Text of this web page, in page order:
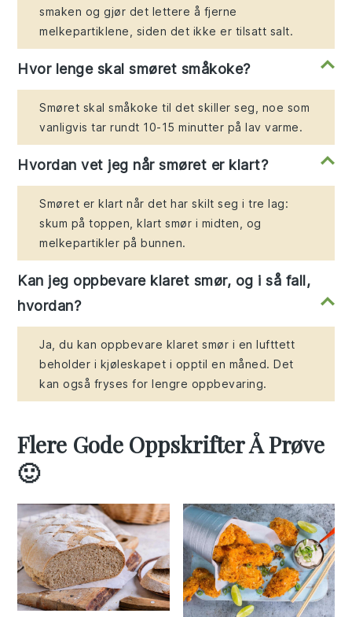
smaken og gjør det lettere å fjerne
melkepartiklene, siden det ikke er tilsatt salt.
Hvor lenge skal smøret småkoke?
Smøret skal småkoke til det skiller seg, noe som
vanligvis tar rundt 10-15 minutter på lav varme.
Hvordan vet jeg når smøret er klart?
Smøret er klart når det har skilt seg i tre lag:
skum på toppen, klart smør i midten, og
melkepartikler på bunnen.
Kan jeg oppbevare klaret smør, og i så fall,
hvordan?
Ja, du kan oppbevare klaret smør i en lufttett
beholder i kjøleskapet i opptil en måned. Det
kan også fryses for lengre oppbevaring.
Flere Gode Oppskrifter Å Prøve
🙂